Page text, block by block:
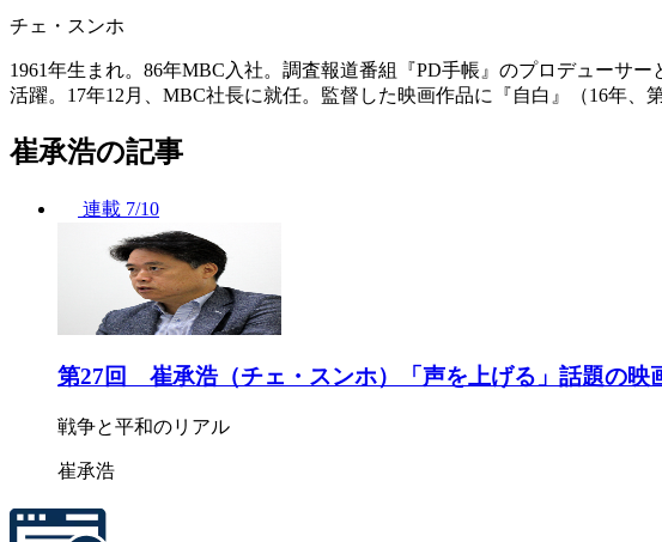
チェ・スンホ
1961年生まれ。86年MBC入社。調査報道番組『PD手帳』のプロデューサ
活躍。17年12月、MBC社長に就任。監督した映画作品に『自白』（16年、
崔承浩の記事
連載 7/10
第27回 崔承浩（チェ・スンホ）「声を上げる」話題の映
戦争と平和のリアル
崔承浩